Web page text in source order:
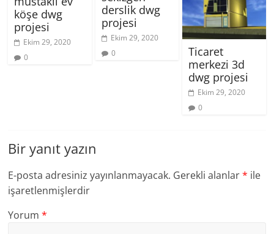
köşe dwg
projesi
Ekim 29, 2020
0
derslik dwg
projesi
Ekim 29, 2020
0
Ticaret
merkezi 3d
dwg projesi
Ekim 29, 2020
0
Bir yanıt yazın
E-posta adresiniz yayınlanmayacak. Gerekli alanlar* ile
işaretlenmişlerdir
Yorum*